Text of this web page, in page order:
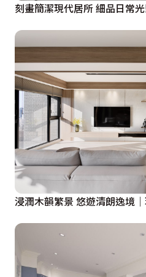
刻畫簡潔現代居所 細品日常
浸潤木韻繁景 悠遊清朗逸境